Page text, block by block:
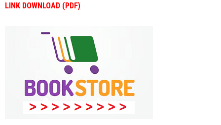
LINK DOWNLOAD (PDF)